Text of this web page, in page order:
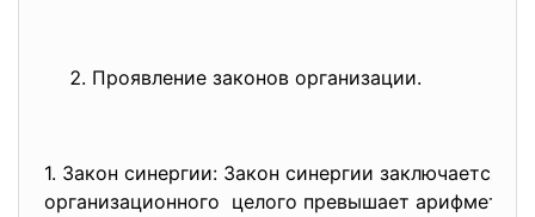
Проявление законов организации.
1. Закон синергии: Закон синергии заключается
организационного целого превышает